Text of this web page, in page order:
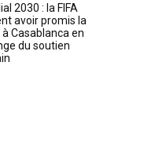
2030 : la FIFA
avoir promis la
Casablanca en
du soutien